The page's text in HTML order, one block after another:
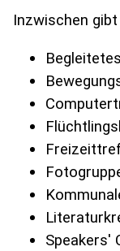
Inzwischen gibt
Speakers'